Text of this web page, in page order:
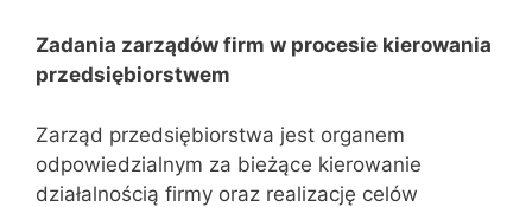
Zadania zarządów firm w procesie kierowania
przedsiębiorstwem
Zarząd przedsiębiorstwa jest organem
odpowiedzialnym za bieżące kierowanie
działalnością firmy oraz realizację celów